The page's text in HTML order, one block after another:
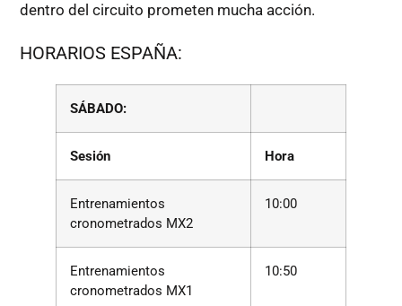
dentro del circuito prometen mucha acción.
HORARIOS ESPAÑA:
SÁBADO:
Sesión Hora
Entrenamientos
cronometrados MX2
10:00
Entrenamientos
cronometrados MX1
10:50